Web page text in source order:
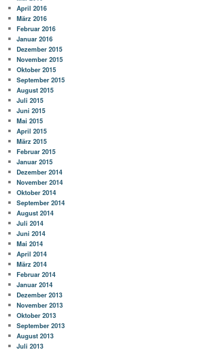
April 2016
März 2016
Februar 2016
Januar 2016
Dezember 2015
November 2015
Oktober 2015
September 2015
August 2015
Juli 2015
Juni 2015
Mai 2015
April 2015
März 2015
Februar 2015
Januar 2015
Dezember 2014
November 2014
Oktober 2014
September 2014
August 2014
Juli 2014
Juni 2014
Mai 2014
April 2014
März 2014
Februar 2014
Januar 2014
Dezember 2013
November 2013
Oktober 2013
September 2013
August 2013
Juli 2013